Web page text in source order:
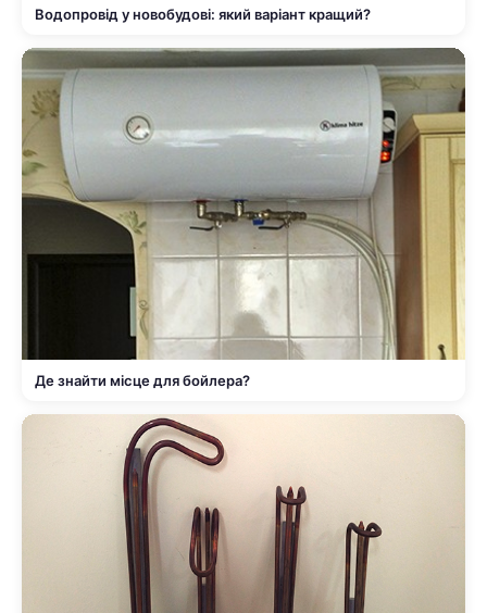
Водопровід у новобудові: який варіант кращий?
Де знайти місце для бойлера?